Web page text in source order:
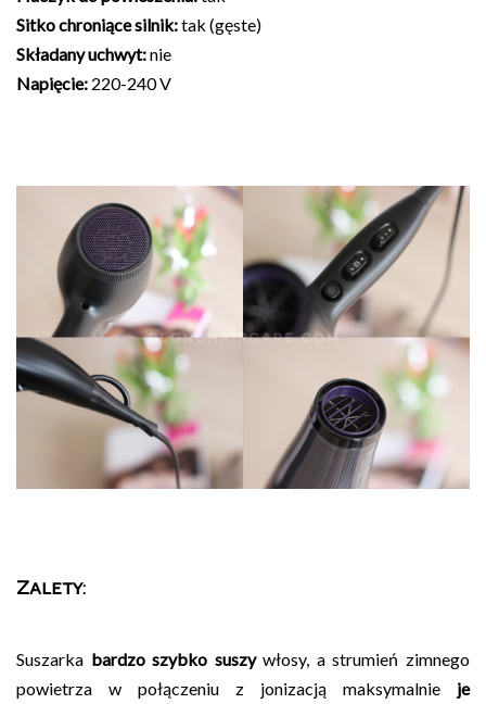
Sitko chroniące silnik:tak (gęste)
Składany uchwyt:nie
Napięcie: 220-240 V
Zalety:
Suszarka bardzo szybko suszywłosy, a strumień zimnego
powietrza w połączeniu z jonizacją maksymalnie je